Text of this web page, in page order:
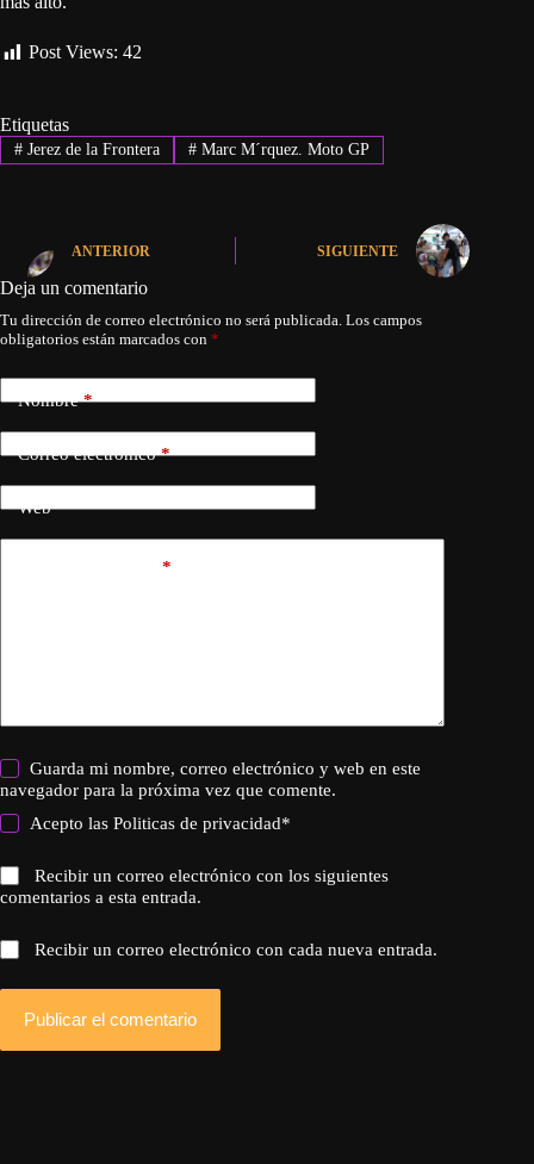
Post Views: 42
Etiquetas
#Jerez de la Frontera #Marc M´rquez. Moto GP
ANTERIOR SIGUIENTE
Deja un comentario
Tu dirección de correo electrónico no será publicada. Los campos
obligatorios están marcados con *
Nombre*
Correo electrónico*
Web
*
Guarda mi nombre, correo electrónico y web en este
navegador para la próxima vez que comente.
Acepto lasPoliticas de privacidad*
Recibir un correo electrónico con los siguientes
comentarios a esta entrada.
Recibir un correo electrónico con cada nueva entrada.
Publicar el comentario